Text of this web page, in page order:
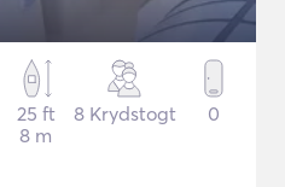
25 ft
8 m
8 Krydstogt 0